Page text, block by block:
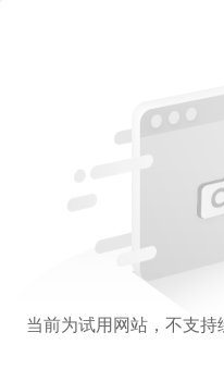
当前为试用网站，不支